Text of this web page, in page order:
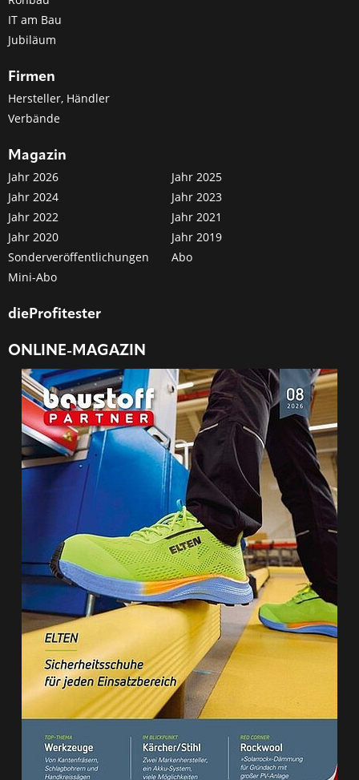
IT am Bau
Jubiläum
Firmen
Hersteller, Händler
Verbände
Magazin
Jahr 2026
Jahr 2025
Jahr 2024
Jahr 2023
Jahr 2022
Jahr 2021
Jahr 2020
Jahr 2019
Sonderveröffentlichungen
Abo
Mini-Abo
dieProfitester
ONLINE-MAGAZIN